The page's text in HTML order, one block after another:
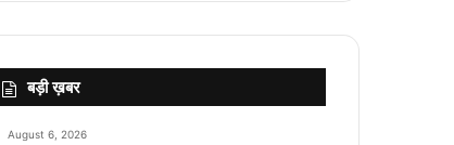
बड़ी ख़बर
August 6, 2026